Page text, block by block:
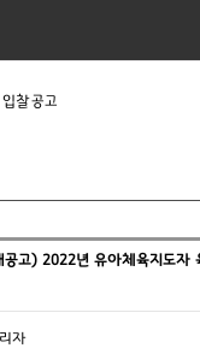
입찰공고
공고) 2022년 유아체육지도자
자